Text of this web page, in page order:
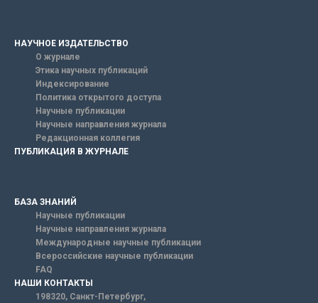
НАУЧНОЕ ИЗДАТЕЛЬСТВО
О журнале
Этика научных публикаций
Индексирование
Политика открытого доступа
Научные публикации
Научные направления журнала
Редакционная коллегия
ПУБЛИКАЦИЯ В ЖУРНАЛЕ
БАЗА ЗНАНИЙ
Научные публикации
Научные направления журнала
Международные научные публикации
Всероссийские научные публикации
FAQ
НАШИ КОНТАКТЫ
198320, Санкт-Петербург,